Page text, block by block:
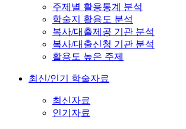
주제별 활용통계 분석
학술지 활용도 분석
복사/대출제공 기관 분석
복사/대출신청 기관 분석
활용도 높은 주제
최신/인기 학술자료
최신자료
인기자료